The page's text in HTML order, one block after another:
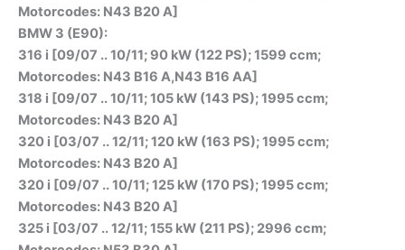
Motorcodes: N43 B20 A]
BMW 3 (E90):
316 i [09/07 .. 10/11; 90 kW (122 PS); 1599 ccm;
Motorcodes: N43 B16 A,N43 B16 AA]
318 i [09/07 .. 10/11; 105 kW (143 PS); 1995 ccm;
Motorcodes: N43 B20 A]
320 i [03/07 .. 12/11; 120 kW (163 PS); 1995 ccm;
Motorcodes: N43 B20 A]
320 i [09/07 .. 10/11; 125 kW (170 PS); 1995 ccm;
Motorcodes: N43 B20 A]
325 i [03/07 .. 12/11; 155 kW (211 PS); 2996 ccm;